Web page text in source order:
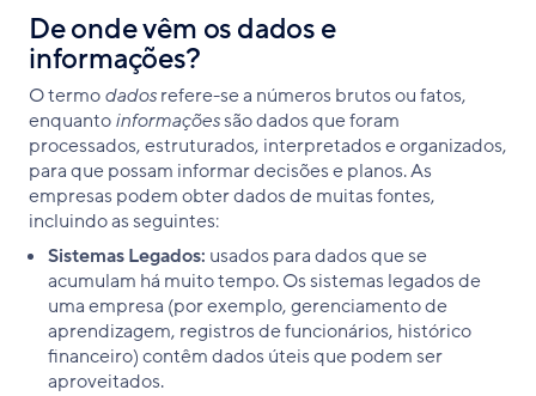
De onde vêm os dados e
informações?
O termodadosrefere-se a números brutos ou fatos,
enquantoinformaçõessão dados que foram
processados, estruturados, interpretados e organizados,
para que possam informar decisões e planos. As
empresas podem obter dados de muitas fontes,
incluindo as seguintes:
Sistemas Legados: usados para dados que se
acumulam há muito tempo. Os sistemas legados de
uma empresa (por exemplo, gerenciamento de
aprendizagem, registros de funcionários, histórico
financeiro) contêm dados úteis que podem ser
aproveitados.